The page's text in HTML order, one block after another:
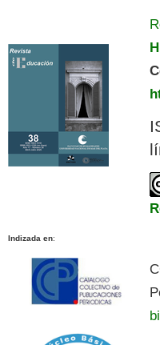
Indizada en: